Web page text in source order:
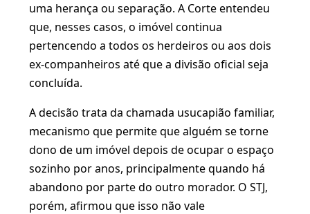
uma herança ou separação. A Corte entendeu
que, nesses casos, o imóvel continua
pertencendo a todos os herdeiros ou aos dois
ex-companheiros até que a divisão oficial seja
concluída.
A decisão trata da chamada usucapião familiar,
mecanismo que permite que alguém se torne
dono de um imóvel depois de ocupar o espaço
sozinho por anos, principalmente quando há
abandono por parte do outro morador. O STJ,
porém, afirmou que isso não vale